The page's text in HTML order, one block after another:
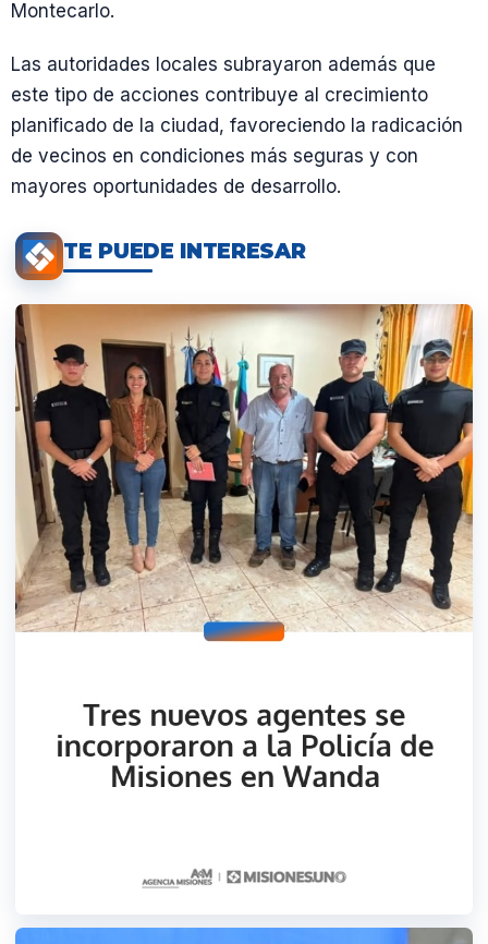
Montecarlo.
Las autoridades locales subrayaron además que
este tipo de acciones contribuye al crecimiento
planificado de la ciudad, favoreciendo la radicación
de vecinos en condiciones más seguras y con
mayores oportunidades de desarrollo.
TE PUEDE INTERESAR